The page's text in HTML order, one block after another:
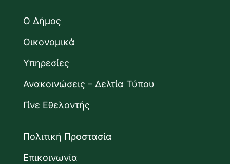
Ο Δήμος
Οικονομικά
Υπηρεσίες
Ανακοινώσεις – Δελτία Τύπου
Γίνε Εθελοντής
Πολιτική Προστασία
Επικοινωνία